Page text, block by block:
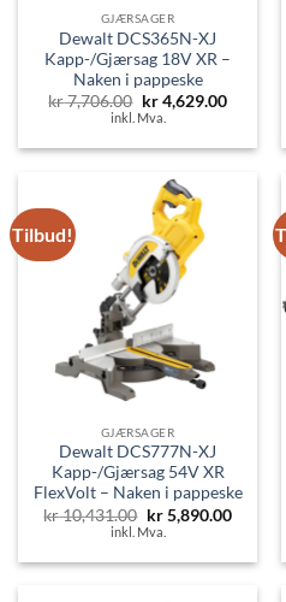
GJÆRSAGER
Dewalt DCS365N-XJ
Kapp-/Gjærsag 18V XR –
Naken i pappeske
kr7,706.00 Opprinnelig
pris
kr 7,706.00.
kr4,629.00
kr
inkl. Mva.
Tilbud!
GJÆRSAGER
Dewalt DCS777N-XJ
Kapp-/Gjærsag 54V XR
FlexVolt – Naken i pappeske
kr10,431.00 Opprinnelig
pris
kr 10,431.00.
kr5,890.00
kr
inkl. Mva.